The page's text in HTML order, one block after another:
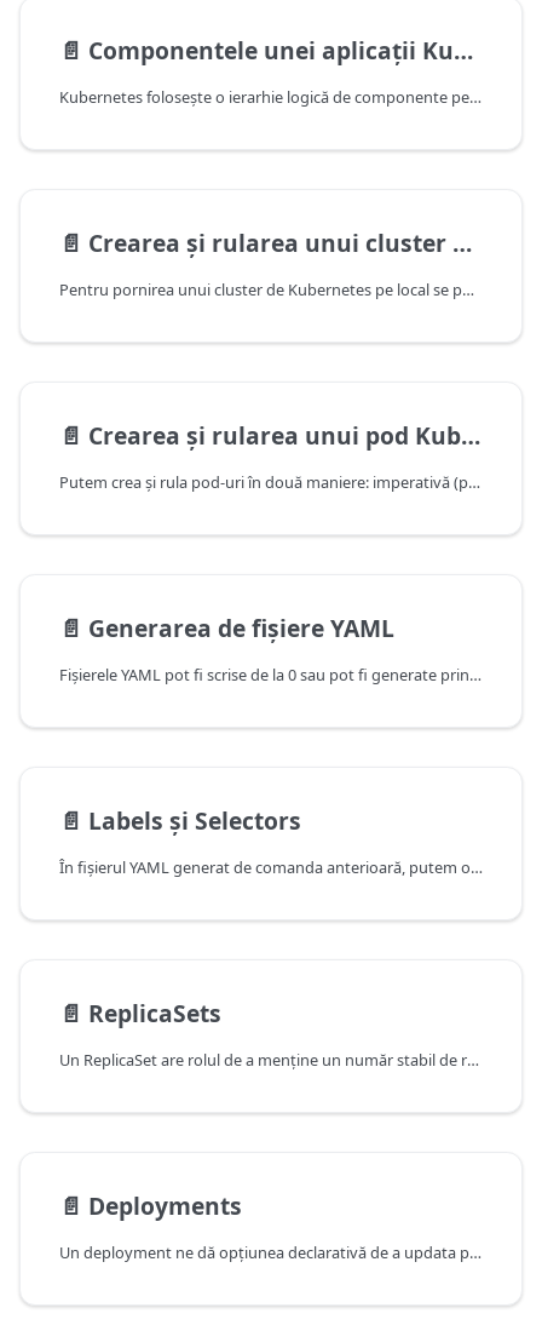
📄️ Componentele unei aplicații Kubernetes
Kubernetes folosește o ierarhie logică de componente pentru aplicații:
📄️ Crearea și rularea unui cluster Kubernetes
Pentru pornirea unui cluster de Kubernetes pe local se poate folosi următoarea comandă: minikube start`.
📄️ Crearea și rularea unui pod Kubernetes
Putem crea și rula pod-uri în două maniere: imperativă (prin comenzi cu parametri) și declarativă (folosind fișiere de configurare).
📄️ Generarea de fișiere YAML
Fișierele YAML pot fi scrise de la 0 sau pot fi generate prin rularea uscată a pod-urilor.
📄️ Labels și Selectors
În fișierul YAML generat de comanda anterioară, putem observa că în câmpul metadata, pe lângă atributul name, avem și atributul labels:
📄️ ReplicaSets
Un ReplicaSet are rolul de a menține un număr stabil de replici ale unui pod. Acest obiect este definit prin anumite câmpuri, ca de exemplu un label selector care specifică modul în care pot fi controlate pod-urile, un număr de replici care indică numarul de pod-uri pe care le vrem up and running și un template al pod-urile pe care le orchestrează.
📄️ Deployments
Un deployment ne dă opțiunea declarativă de a updata pod-uri și ReplicaSets. Într-un deployment descriem starea dorită, apoi un Deployment Controller are grijă ca clusterul să ajungă în starea descrisă. Putem folosi deployment-uri pentru a crea noi ReplicaSets sau chiar pentru a șterge un deployment existent și a adopta toate resursele sale.